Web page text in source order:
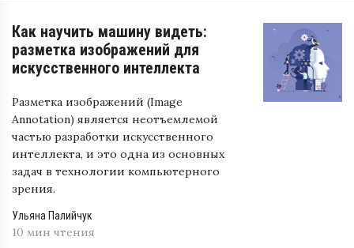
Как научить машину видеть:
разметка изображений для
искусственного интеллекта
Разметка изображений (Image
Annotation) является неотъемлемой
частью разработки искусственного
интеллекта, и это одна из основных
задач в технологии компьютерного
зрения.
Ульяна Палийчук
10 мин чтения